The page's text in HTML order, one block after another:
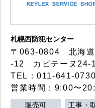
札幌西防犯センター
〒063-0804 北海道
-12 カピテーヌ24-
TEL：011-641-
営業時間：9:00〜
販売可 工事・